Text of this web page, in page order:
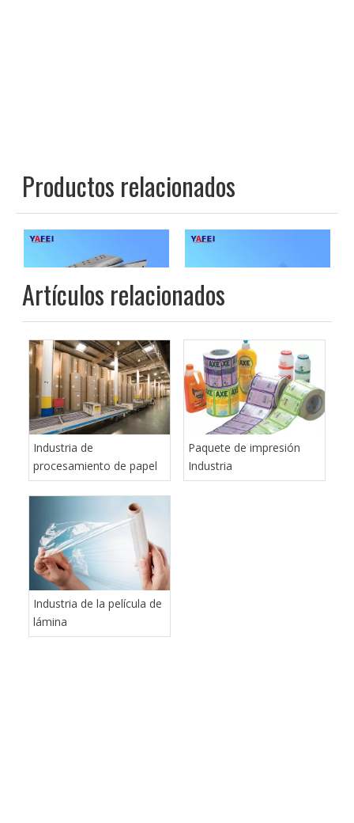
Productos relacionados
Cuchillos de corte guillotinas Polar Perfecta Wohlenberg
Artículos relacionados
Industria de
procesamiento de papel
Paquete de impresión
Industria
Industria de la película de
lámina